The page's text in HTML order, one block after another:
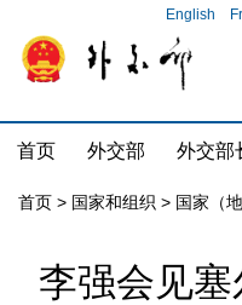
English
首页 外交部 外交部
首页 > 国家和组织 > 国家（地
李强会见